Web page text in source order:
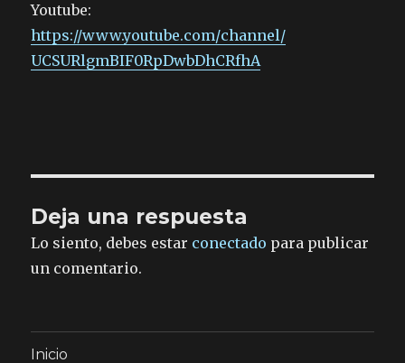
Youtube:
https://www.youtube.com/channel/
UCSURlgmBIF0RpDwbDhCRfhA
Deja una respuesta
Lo siento, debes estar conectado para publicar
un comentario.
Inicio